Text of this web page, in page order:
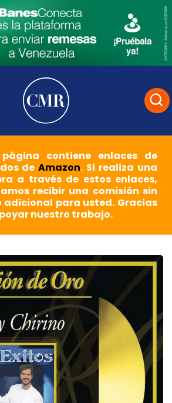
contiene enlaces de
deAmazon. Si realiza una
a través de estos enlaces,
recibir una comisión sin
adicional para usted. Gracias
nuestro trabajo.